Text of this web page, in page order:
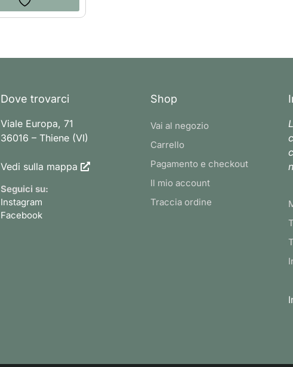
Dove trovarci
Viale Europa, 71
36016 – Thiene (VI)
Vedi sulla mappa
Seguici su:
Instagram
Facebook
Shop
Vai al negozio
Carrello
Pagamento e checkout
Il mio account
Traccia ordine